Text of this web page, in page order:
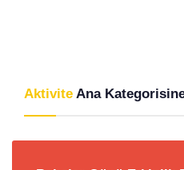
Aktivite Ana